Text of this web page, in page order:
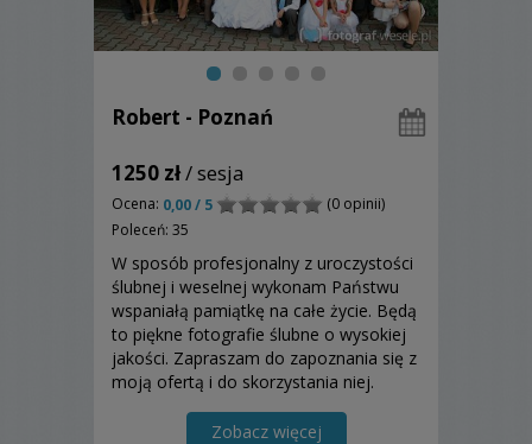
Robert - Poznań
1250 zł/ sesja
Ocena: 0,00 / 5
(0 opinii)
Poleceń: 35
W sposób profesjonalny z uroczystości
ślubnej i weselnej wykonam Państwu
wspaniałą pamiątkę na całe życie. Będą
to piękne fotografie ślubne o wysokiej
jakości. Zapraszam do zapoznania się z
moją ofertą i do skorzystania niej.
Zobacz więcej